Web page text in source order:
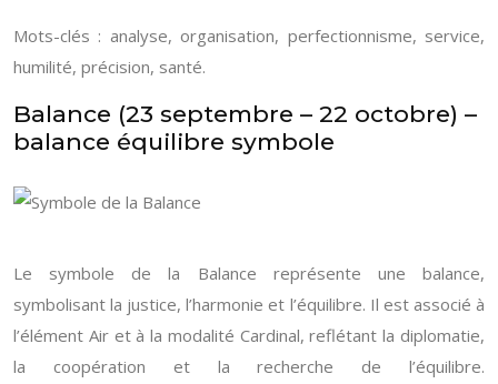
Mots-clés : analyse, organisation, perfectionnisme, service,
humilité, précision, santé.
Balance (23 septembre – 22 octobre) –
balance équilibre symbole
Le symbole de la Balance représente une balance,
symbolisant la justice, l’harmonie et l’équilibre. Il est associé à
l’élément Air et à la modalité Cardinal, reflétant la diplomatie,
la coopération et la recherche de l’équilibre.